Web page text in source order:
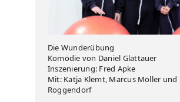
Die Wunderübung
Komödie von Daniel Glattauer
Inszenierung: Fred Apke
Mit: Katja Klemt, Marcus Möller und
Roggendorf